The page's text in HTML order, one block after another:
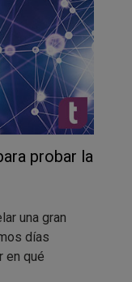
probar la
una gran
días
en qué